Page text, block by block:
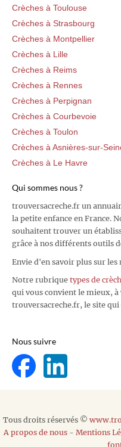
Crèches à Toulouse
Crèches à Strasbourg
Crèches à Montpellier
Crèches à Lille
Crèches à Reims
Crèches à Rennes
Crèches à Perpignan
Crèches à Courbevoie
Crèches à Toulon
Crèches à Asnières-sur-
Crèches à Le Havre
Qui sommes nous ?
trouversacreche.fr un
la petite enfance en France.
souhaitent trouver un
grâce à nos différents outils
Envie d'en savoir plus sur les
Notre rubrique types de
qui vous convient le mieux, à
trouversacreche.fr, le site qui
Nous suivre
Tous droits réservés ©
A propos de nous- Mentions